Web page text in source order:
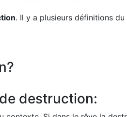
. Il y a plusieurs définitions du
destruction: